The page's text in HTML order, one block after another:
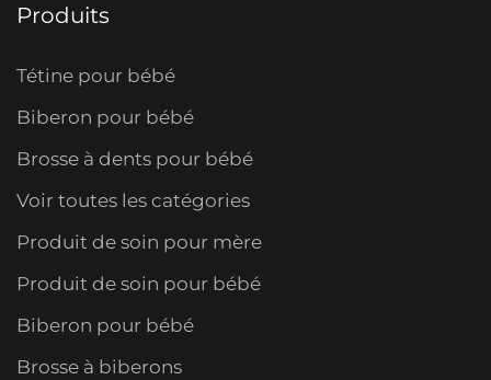
Produits
Tétine pour bébé
Biberon pour bébé
Brosse à dents pour bébé
Voir toutes les catégories
Produit de soin pour mère
Produit de soin pour bébé
Biberon pour bébé
Brosse à biberons